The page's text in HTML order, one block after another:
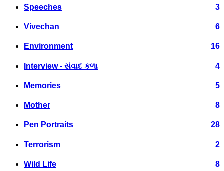
Speeches 3
Vivechan 6
Environment 16
Interview - સંવાદ કળા 4
Memories 5
Mother 8
Pen Portraits 28
Terrorism 2
Wild Life 8